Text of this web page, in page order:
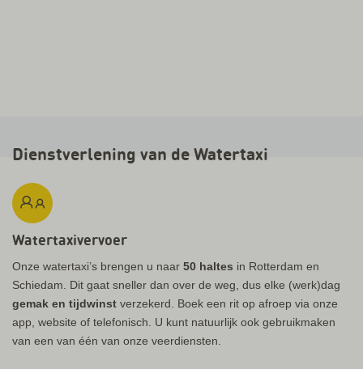
Dienstverlening van de Watertaxi
Watertaxivervoer
Onze watertaxi’s brengen u naar 50 haltes in Rotterdam en
Schiedam. Dit gaat sneller dan over de weg, dus elke (werk)dag
gemak en tijdwinst verzekerd. Boek een rit op afroep via onze
app, website of telefonisch. U kunt natuurlijk ook gebruikmaken
van een van één van onze veerdiensten.